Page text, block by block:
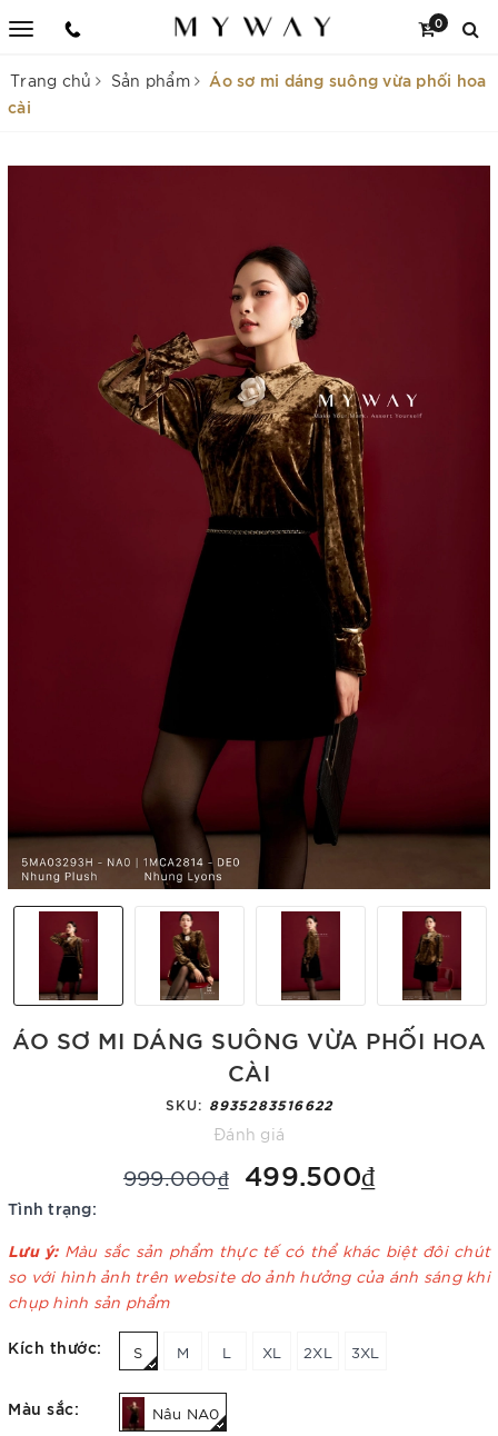
0
Trang chủ Sản phẩm
Áo sơ mi dáng suông vừa phối hoa
cài
ÁO SƠ MI DÁNG SUÔNG VỪA PHỐI HOA
CÀI
SKU: 8935283516622
Đánh giá
999.000₫ 499.500₫
Tình trạng:
Lưu ý: Màu sắc sản phẩm thực tế có thể khác biệt đôi chút
so với hình ảnh trên website do ảnh hưởng của ánh sáng khi
chụp hình sản phẩm
Kích thước: S M L XL 2XL 3XL
Màu sắc: Nâu NA0